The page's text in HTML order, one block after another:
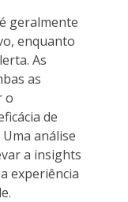
geralmente
enquanto
As
as
o
de
análise
a insights
experiência